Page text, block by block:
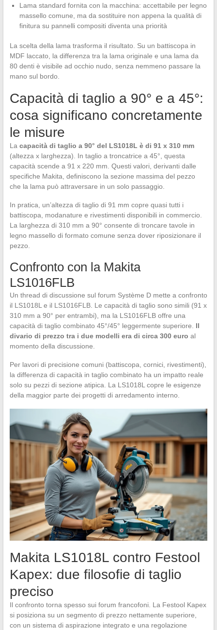
Lama standard fornita con la macchina: accettabile per legno
massello comune, ma da sostituire non appena la qualità di
finitura su pannelli compositi diventa una priorità
La scelta della lama trasforma il risultato. Su un battiscopa in
MDF laccato, la differenza tra la lama originale e una lama da
80 denti è visibile ad occhio nudo, senza nemmeno passare la
mano sul bordo.
Capacità di taglio a 90° e a 45°:
cosa significano concretamente
le misure
La capacità di taglio a 90° del LS1018L è di 91 x 310 mm
(altezza x larghezza). In taglio a troncatrice a 45°, questa
capacità scende a 91 x 220 mm. Questi valori, derivanti dalle
specifiche Makita, definiscono la sezione massima del pezzo
che la lama può attraversare in un solo passaggio.
In pratica, un’altezza di taglio di 91 mm copre quasi tutti i
battiscopa, modanature e rivestimenti disponibili in commercio.
La larghezza di 310 mm a 90° consente di troncare tavole in
legno massello di formato comune senza dover riposizionare il
pezzo.
Confronto con la Makita
LS1016FLB
Un thread di discussione sul forum Système D mette a confronto
il LS1018L e il LS1016FLB. Le capacità di taglio sono simili (91 x
310 mm a 90° per entrambi), ma la LS1016FLB offre una
capacità di taglio combinato 45°/45° leggermente superiore. Il
divario di prezzo tra i due modelli era di circa 300 euro al
momento della discussione.
Per lavori di precisione comuni (battiscopa, cornici, rivestimenti),
la differenza di capacità in taglio combinato ha un impatto reale
solo su pezzi di sezione atipica. La LS1018L copre le esigenze
della maggior parte dei progetti di arredamento interno.
Makita LS1018L contro Festool
Kapex: due filosofie di taglio
preciso
Il confronto torna spesso sui forum francofoni. La Festool Kapex
si posiziona su un segmento di prezzo nettamente superiore,
con un sistema di aspirazione integrato e una regolazione